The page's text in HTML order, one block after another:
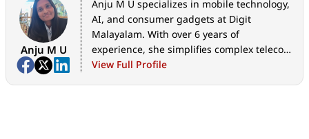
Anju M U
Anju M U specializes in mobile technology,
AI, and consumer gadgets at Digit
Malayalam. With over 6 years of
experience, she simplifies complex telecom
and OTT updates into actionable insights
View Full Profile